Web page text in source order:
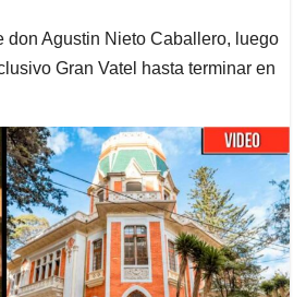
don Agustin Nieto Caballero, luego
Gran Vatel hasta terminar en